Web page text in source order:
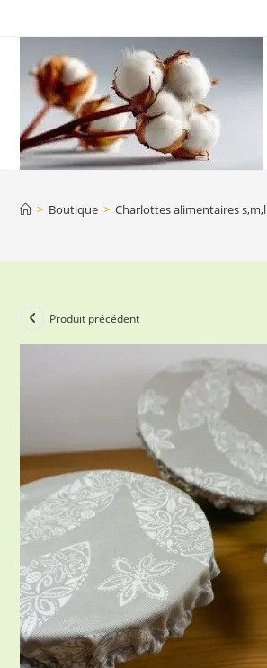
content
> Boutique > Charlottes alimentaires s,m,l
Produit précédent